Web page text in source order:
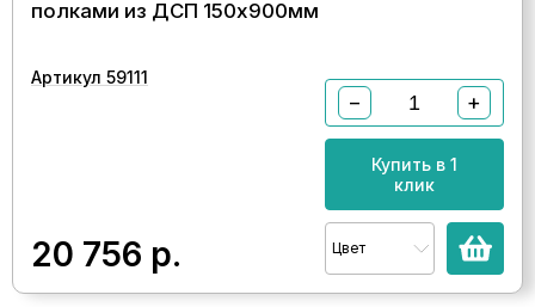
полками из ДСП 150х900мм
Артикул 59111
20 756 р.
− +
Купить в 1
клик
Цвет